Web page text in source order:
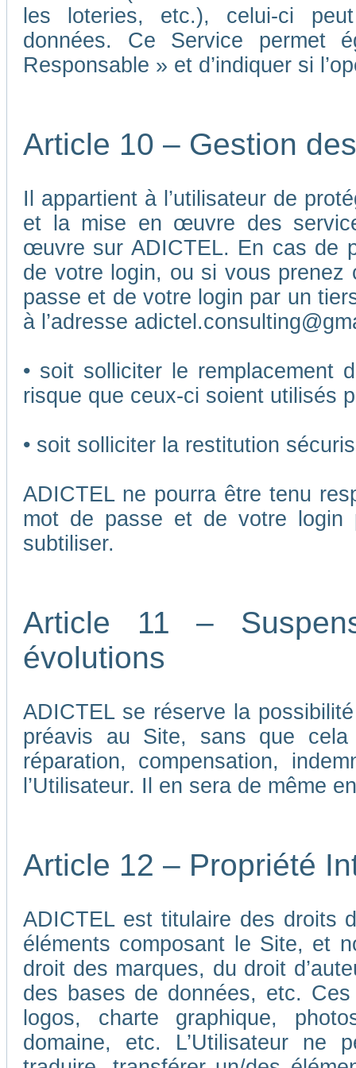
les loteries, etc.), celui-ci
données. Ce Service permet
Responsable » et d’indiquer si
Article 10 – Gestion
Il appartient à l’utilisateur de
et la mise en œuvre des
œuvre sur ADICTEL. En cas de
de votre login, ou si vous prenez
passe et de votre login par un
à l’adresse
• soit solliciter le
risque que ceux-ci soient utilisés
• soit solliciter la restitution
ADICTEL ne pourra être tenu
mot de passe et de votre
subtiliser.
Article 11 –
évolutions
ADICTEL se réserve la
préavis au Site, sans que
réparation, compensation,
l’Utilisateur. Il en sera de même
Article 12 – Propriété
ADICTEL est titulaire des droits
éléments composant le Site, et
droit des marques, du droit
des bases de données, etc.
logos, charte graphique,
domaine, etc. L’Utilisateur ne